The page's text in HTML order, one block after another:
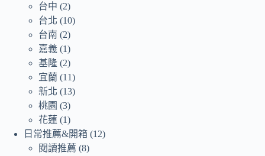
台中 (2)
台北 (10)
台南 (2)
嘉義 (1)
基隆 (2)
宜蘭 (11)
新北 (13)
桃園 (3)
花蓮 (1)
日常推薦&開箱 (12)
閱讀推薦 (8)